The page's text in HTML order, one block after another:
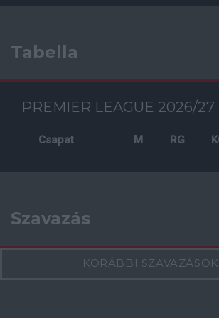
Tabella
PREMIER LEAGUE 2026/27
Csapat M RG
Szavazás
KORÁBBI SZAVAZÁSOK